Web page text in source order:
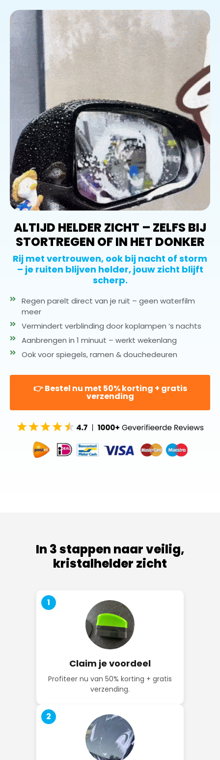
ALTIJD HELDER ZICHT – ZELFS BIJ
STORTREGEN OF IN HET DONKER
Rij met vertrouwen, ook bij nacht of storm
– je ruiten blijven helder, jouw zicht blijft
scherp.
Regen parelt direct van je ruit – geen waterfilm
meer
Vermindert verblinding door koplampen ‘s nachts
Aanbrengen in 1 minuut – werkt wekenlang
Ook voor spiegels, ramen & douchedeuren
👉 Bestel nu met 50% korting + gratis
verzending
In 3 stappen naar veilig,
kristalhelder zicht
1
Claim je voordeel
Profiteer nu van 50% korting + gratis
verzending.
2